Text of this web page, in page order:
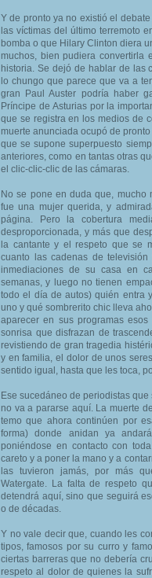
Y de pronto ya no existió el
las víctimas del último terremoto
bomba o que Hilary Clinton diera
muchos, bien pudiera
historia. Se dejó de hablar de las
lo chungo que parece que va a
gran Paul Auster podría haber
Príncipe de Asturias por la
que se registra en los medios de
muerte anunciada ocupó de
que se supone superpuesto
anteriores, como en tantas otras
el clic-clic-clic de las cámaras.
No se pone en duda que, mucho
fue una mujer querida, y
página. Pero la cobertura
desproporcionada, y más que
la cantante y el respeto que se
cuanto las cadenas de
inmediaciones de su casa en
semanas, y luego no tienen
todo el día de autos) quién entra
uno y qué sombrerito chic lleva
aparecer en sus programas
sonrisa que disfrazan de
revistiendo de gran tragedia
y en familia, el dolor de unos
sentido igual, hasta que les toca,
Ese sucedáneo de periodistas
no va a pararse aquí. La muerte
temo que ahora continúen por
forma) donde anidan ya
poniéndose en contacto con
careto y a poner la mano y a
las tuvieron jamás, por más
Watergate. La falta de respeto
detendrá aquí, sino que seguirá
o de décadas.
Y no vale decir que, cuando les
tipos, famosos por su curro y
ciertas barreras que no debería
respeto al dolor de quienes la